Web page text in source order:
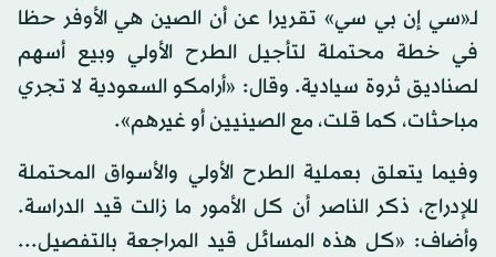
لـ«سي إن بي سي» تقريرا عن أن الصين هي الأوفر حظا
في خطة محتملة لتأجيل الطرح الأولي وبيع أسهم
لصناديق ثروة سيادية. وقال: «أرامكو السعودية لا تجري
مباحثات، كما قلت، مع الصينيين أو غيرهم».
وفيما يتعلق بعملية الطرح الأولي والأسواق المحتملة
للإدراج، ذكر الناصر أن كل الأمور ما زالت قيد الدراسة.
وأضاف: «كل هذه المسائل قيد المراجعة بالتفصيل...